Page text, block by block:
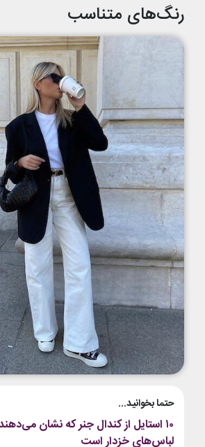
رنگ‌های متناسب
حتما بخوانید...
۱۰ استایل از کندال جنر که نشان
لباس‌های خزدار است